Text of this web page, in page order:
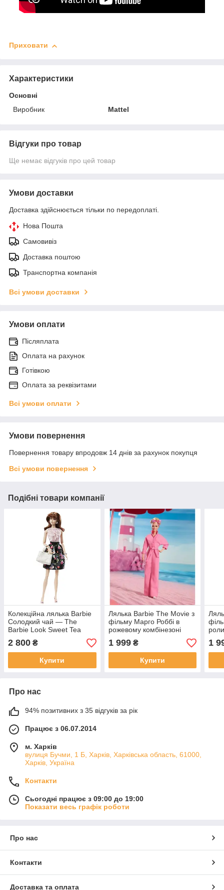
Приховати
Характеристики
Основні
Виробник
Mattel
Відгуки про товар
Ще немає відгуків про цей товар
Умови доставки
Доставка здійснюється тільки по передоплаті.
Нова Пошта
Самовивіз
Доставка поштою
Транспортна компанія
Всі умови доставки
Умови оплати
Післяплата
Оплата на рахунок
Готівкою
Оплата за реквізитами
Всі умови оплати
Умови повернення
Повернення товару впродовж 14 днів за рахунок покупця
Всі умови повернення
Подібні товари компанії
Колекційна лялька Barbie
Солодкий чай — The
Barbie Look Sweet Tea
2 800 ₴
Купити
Лялька Barbie The Movie з
фільму Марго Роббі в
рожевому комбінезоні
1 999₴
Купити
1
Про нас
94% позитивних з 35 відгуків за рік
Працює з 06.07.2014
м. Харків
вулиця Бучми, 1 Б, Харків, Харківська область, 61000,
Харків, Україна
Контакти
Сьогодні працює з 09:00 до 19:00
Показати весь графік роботи
Про нас
Контакти
Доставка та оплата